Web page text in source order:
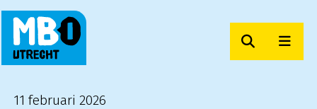
Zoeken
11 februari 2026